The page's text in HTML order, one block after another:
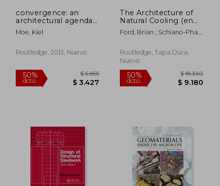
50%
dcto. $ 3.202
50%
dcto.
convergence: an
architectural agenda
for energy (en Inglés)
Moe, Kiel
Routledge, 2013, Nuevo
The Architecture of
Natural Cooling (en
Inglés)
Ford, Brian ; Schiano-Phan,
Routledge, Tapa Dura,
Nuevo